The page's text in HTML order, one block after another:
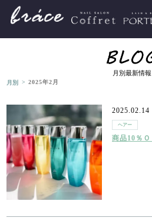
月別最新情報
月別> 2025年2月
2025.02.14
ヘアー
商品10％